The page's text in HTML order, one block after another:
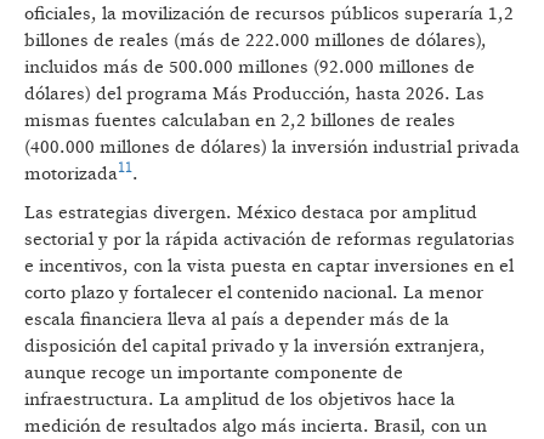
oficiales, la movilización de recursos públicos superaría 1,2
billones de reales (más de 222.000 millones de dólares),
incluidos más de 500.000 millones (92.000 millones de
dólares) del programa Más Producción, hasta 2026. Las
mismas fuentes calculaban en 2,2 billones de reales
(400.000 millones de dólares) la inversión industrial privada
motorizada11.
Las estrategias divergen. México destaca por amplitud
sectorial y por la rápida activación de reformas regulatorias
e incentivos, con la vista puesta en captar inversiones en el
corto plazo y fortalecer el contenido nacional. La menor
escala financiera lleva al país a depender más de la
disposición del capital privado y la inversión extranjera,
aunque recoge un importante componente de
infraestructura. La amplitud de los objetivos hace la
medición de resultados algo más incierta. Brasil, con un